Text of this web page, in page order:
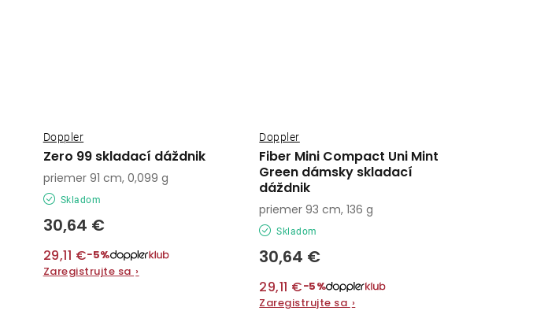
Zero 99 skladací dáždnik
Doppler
Skladom
30,64 €
29,11 €−5%
Zaregistrujte sa ›
priemer 91 cm, 0,099 g
Fiber Mini Compact Uni Mint
Green dámsky skladací
dáždnik
Doppler
Skladom
30,64 €
29,11 €−5%
Zaregistrujte sa ›
priemer 93 cm, 136 g